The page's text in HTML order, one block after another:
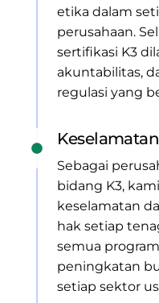
etika dalam
perusahaan.
sertifikasi K3
akuntabilitas,
regulasi yang
Sebagai
bidang K3,
keselamatan
hak setiap
semua
peningkatan
setiap sektor